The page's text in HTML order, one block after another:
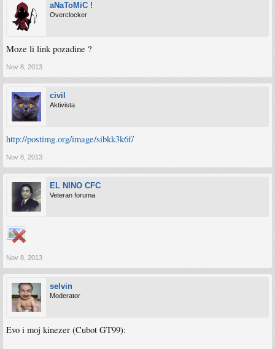
aNaToMiC !
Overclocker
Moze li link pozadine ?
Nov 8, 2013
civil
Aktivista
http://postimg.org/image/sibkk3k6f/
Nov 8, 2013
EL NINO CFC
Veteran foruma
Nov 8, 2013
selvin
Moderator
Evo i moj kinezer (Cubot GT99):